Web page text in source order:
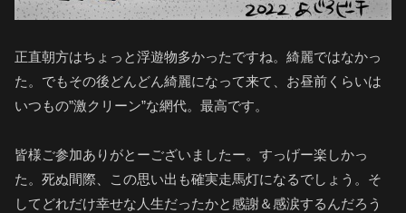
正直朝方はちょっと浮遊物多かったですね。綺麗ではなかっ
た。でもその後どんどん綺麗になって来て、お昼前くらいは
いつもの”激クリーン”な網代。最高です。
皆様ご参加ありがとーございましたー。すっげー楽しかっ
た。死ぬ間際、この思い出も確実走馬灯になるでしょう。そ
してどれだけ幸せな人生だったかと感謝＆感涙するんだろう